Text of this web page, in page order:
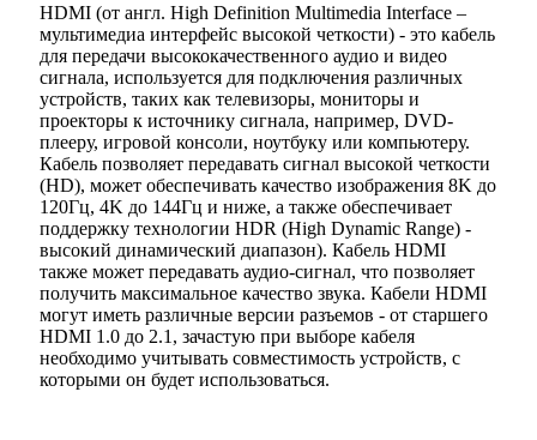
HDMI (от англ. High Definition Multimedia Interface –
мультимедиа интерфейс высокой четкости) - это кабель
для передачи высококачественного аудио и видео
сигнала, используется для подключения различных
устройств, таких как телевизоры, мониторы и
проекторы к источнику сигнала, например, DVD-
плееру, игровой консоли, ноутбуку или компьютеру.
Кабель позволяет передавать сигнал высокой четкости
(HD), может обеспечивать качество изображения 8K до
120Гц, 4K до 144Гц и ниже, а также обеспечивает
поддержку технологии HDR (High Dynamic Range) -
высокий динамический диапазон). Кабель HDMI
также может передавать аудио-сигнал, что позволяет
получить максимальное качество звука. Кабели HDMI
могут иметь различные версии разъемов - от старшего
HDMI 1.0 до 2.1, зачастую при выборе кабеля
необходимо учитывать совместимость устройств, с
которыми он будет использоваться.